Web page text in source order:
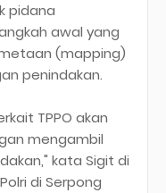
pidana
awal yang
(mapping)
penindakan.
TPPO akan
mengambil
kata Sigit di
di Serpong